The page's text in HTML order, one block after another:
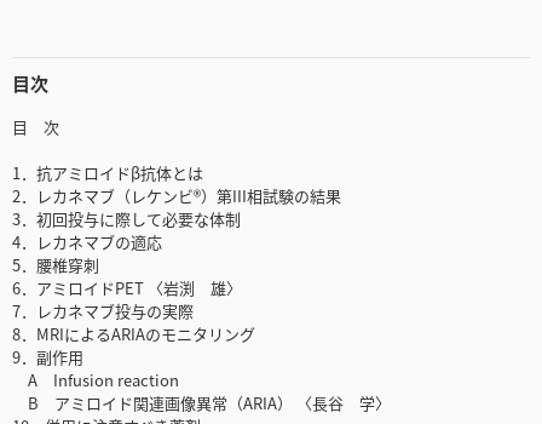
目次
目 次
1．抗アミロイドβ抗体とは
2．レカネマブ（レケンビ®）第III相試験の結果
3．初回投与に際して必要な体制
4．レカネマブの適応
5．腰椎穿刺
6．アミロイドPET 〈岩渕 雄〉
7．レカネマブ投与の実際
8．MRIによるARIAのモニタリング
9．副作用
A Infusion reaction
B アミロイド関連画像異常（ARIA） 〈長谷 学〉